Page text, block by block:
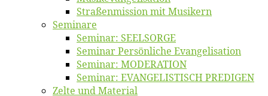
Straßenmis­sion mit Musikern
Se­mi­na­re
Se­mi­nar: SEELSORGE
Se­mi­nar Per­sön­li­che Evangelisation
Se­mi­nar: MODERATION
Se­mi­nar: EVANGELISTISCH PREDIGEN
Zel­te und Material